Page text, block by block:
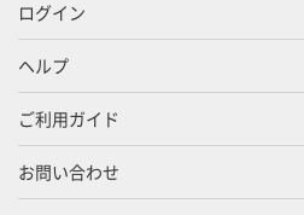
ログイン
ヘルプ
ご利用ガイド
お問い合わせ